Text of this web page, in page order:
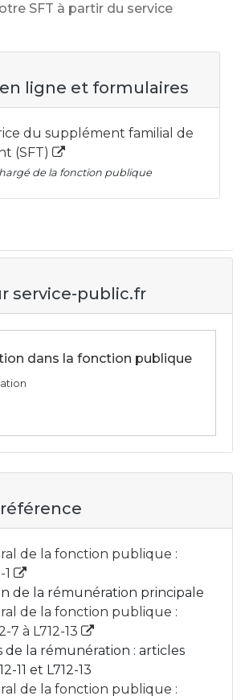
SFT à partir du service
ligne et formulaires
du supplément familial de
(SFT)
de la fonction publique
service-public.fr
dans la fonction publique
de la fonction publique :
de la rémunération principale
de la fonction publique :
7 à L712-13
de la rémunération : articles
11 et L712-13
de la fonction publique :